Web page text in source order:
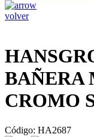
volver
BAÑERA
CROMO
Código: HA2687